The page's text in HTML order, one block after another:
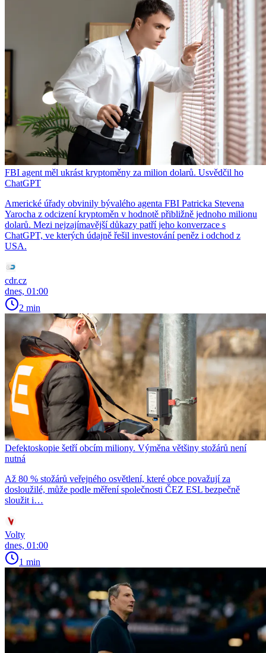
FBI agent měl ukrást kryptoměny za milion dolarů. Usvědčil ho
ChatGPT
Americké úřady obvinily bývalého agenta FBI Patricka Stevena
Yarocha z odcizení kryptoměn v hodnotě přibližně jednoho milionu
dolarů. Mezi nejzajímavější důkazy patří jeho konverzace s
ChatGPT, ve kterých údajně řešil investování peněz i odchod z
USA.
cdr.cz
dnes, 01:00
2 min
Defektoskopie šetří obcím miliony. Výměna většiny stožárů není
nutná
Až 80 % stožárů veřejného osvětlení, které obce považují za
dosloužilé, může podle měření společnosti ČEZ ESL bezpečně
sloužit i…
Volty
dnes, 01:00
1 min